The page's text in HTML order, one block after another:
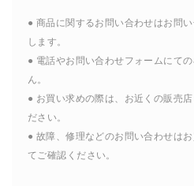
● 商品に関するお問い合わせはお問
します。
● 電話やお問い合わせフォームにて
ん。
● お買い求めの際は、お近くの販売
ださい。
● 故障、修理などのお問い合わせは
てご確認ください。